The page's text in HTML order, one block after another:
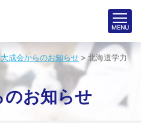
大成会からのお知らせ >北海道学力
のお知らせ